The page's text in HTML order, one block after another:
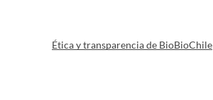
Ética y transparencia de BioBioChile